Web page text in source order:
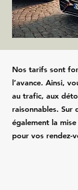
Nos tarifs sont
l’avance. Ainsi,
au trafic, aux
raisonnables. Sur
également la
pour vos rendez-